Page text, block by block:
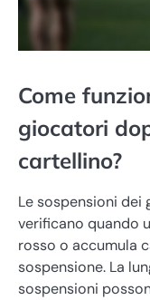
Come
giocatori
cartellino?
Le sospensioni dei
verificano quando
rosso o accumula
sospensione. La
sospensioni